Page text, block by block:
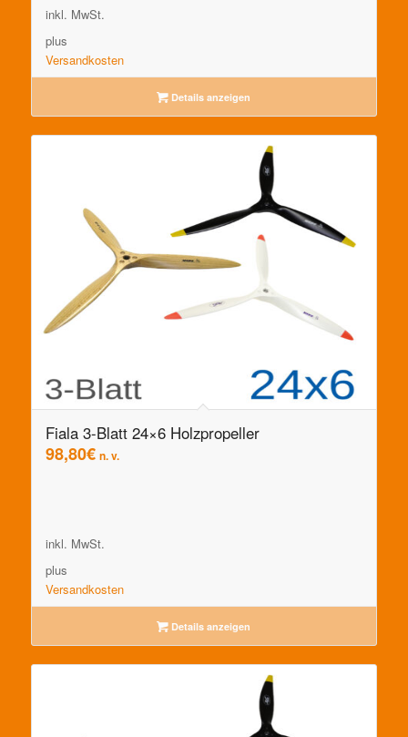
inkl. MwSt.
plus
Versandkosten
Details anzeigen
Fiala 3-Blatt 24×6 Holzpropeller
98,80€ n. v.
inkl. MwSt.
plus
Versandkosten
Details anzeigen